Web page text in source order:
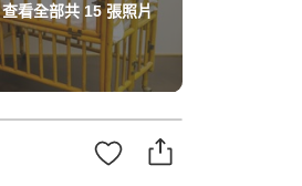
查看全部共 15張照片